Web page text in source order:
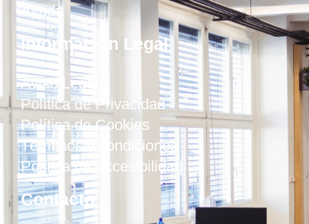
Ayuda
Información Legal
Aviso Legal
Política de Privacidad
Política de Cookies
Términos y condiciones
Política de Accesibilidad
Contacto